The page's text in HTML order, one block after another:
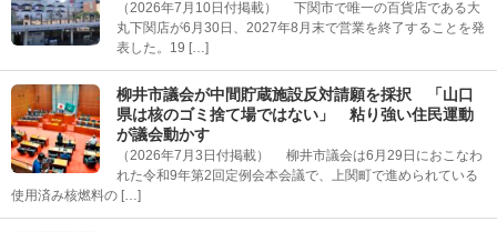
（2026年7月10日付掲載） 下関市で唯一の百貨店である大
丸下関店が6月30日、2027年8月末で営業を終了することを発
表した。19 […]
柳井市議会が中間貯蔵施設反対請願を採択 「山口
県は核のゴミ捨て場ではない」 粘り強い住民運動
が議会動かす
（2026年7月3日付掲載） 柳井市議会は6月29日におこなわ
れた令和9年第2回定例会本会議で、上関町で進められている
使用済み核燃料の […]